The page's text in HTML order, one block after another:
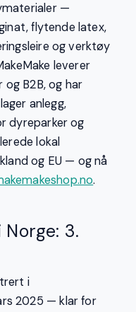
—
flytende latex,
og verktøy
leverer
B2B, og har
anlegg,
dyreparker og
lokal
og EU — og nå
.
3.
i
2025 — klar for